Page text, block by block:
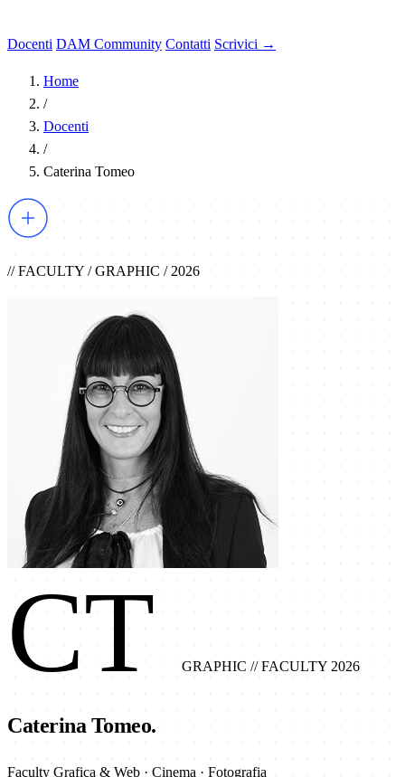
Docenti DAM Community Contatti Scrivici →
Home
/
Docenti
/
Caterina Tomeo
// FACULTY / GRAPHIC / 2026
CT GRAPHIC // FACULTY 2026
Caterina Tomeo.
Faculty Grafica & Web · Cinema · Fotografia